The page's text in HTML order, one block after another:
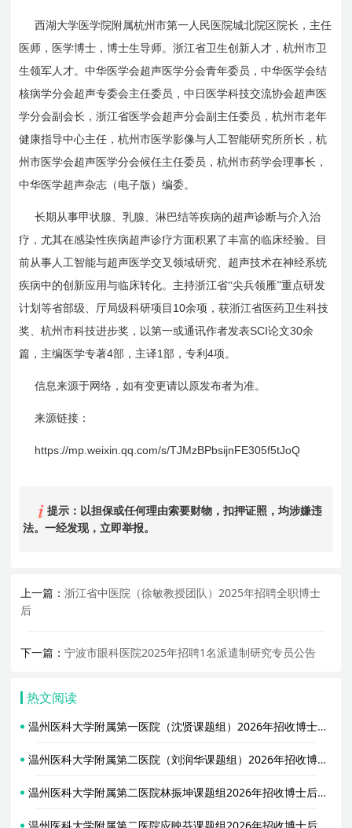
西湖大学医学院附属杭州市第一人民医院城北院区院长，主任
医师，医学博士，博士生导师。浙江省卫生创新人才，杭州市卫
生领军人才。中华医学会超声医学分会青年委员，中华医学会结
核病学分会超声专委会主任委员，中日医学科技交流协会超声医
学分会副会长，浙江省医学会超声分会副主任委员，杭州市老年
健康指导中心主任，杭州市医学影像与人工智能研究所所长，杭
州市医学会超声医学分会候任主任委员，杭州市药学会理事长，
中华医学超声杂志（电子版）编委。
长期从事甲状腺、乳腺、淋巴结等疾病的超声诊断与介入治
疗，尤其在感染性疾病超声诊疗方面积累了丰富的临床经验。目
前从事人工智能与超声医学交叉领域研究、超声技术在神经系统
疾病中的创新应用与临床转化。主持浙江省“尖兵领雁”重点研发
计划等省部级、厅局级科研项目 10余项，获浙江省医药卫生科技
奖、杭州市科技进步奖，以第一或通讯作者发表SCI论文30余
篇，主编医学专著4部，主译1部，专利4项。
信息来源于网络，如有变更请以原发布者为准。
来源链接：
https://mp.weixin.qq.com/s/TJMzBPbsijnFE305f5tJoQ
提示：以担保或任何理由索要财物，扣押证照，均涉嫌违
法。一经发现，立即举报。
上一篇：浙江省中医院（徐敏教授团队）2025年招聘全职博士
后
下一篇：宁波市眼科医院2025年招聘1名派遣制研究专员公告
热文阅读
温州医科大学附属第一医院（沈贤课题组）2026年招收博士后启事
温州医科大学附属第二医院（刘润华课题组）2026年招收博士后启事
温州医科大学附属第二医院林振坤课题组2026年招收博士后启事